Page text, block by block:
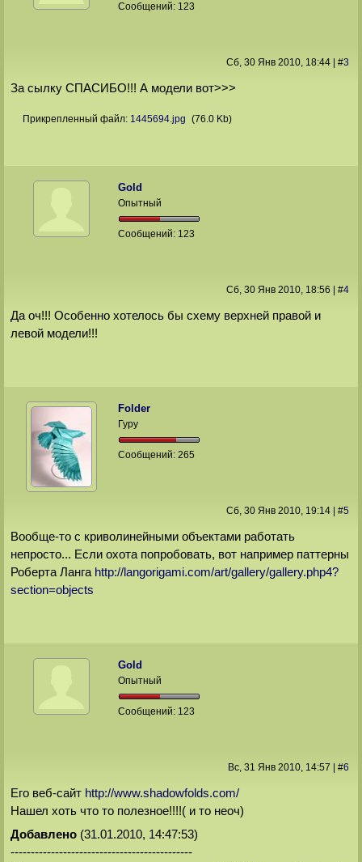
Сообщений: 123
Сб, 30 Янв 2010, 18:44| #3
За сылку СПАСИБО!!! А модели вот>>>
Прикрепленный файл: 1445694.jpg (76.0 Kb)
Gold
Опытный
Сообщений: 123
Сб, 30 Янв 2010, 18:56 #4
Да оч!!! Особенно хотелось бы схему верхней правой и
левой модели!!!
Folder
Гуру
Сообщений:265
Сб, 30 Янв 2010, 19:14| #5
Вообще-то с криволинейными объектами работать
непросто... Если охота попробовать, вот например паттерны
Роберта Ланга http://langorigami.com/art/gallery/gallery.php4?
section=objects
Gold
Опытный
Сообщений: 123
Вс, 31 Янв 2010, 14:57 #6
Его веб-сайт http://www.shadowfolds.com/
Нашел хоть что то полезное!!!!( и то неоч)
Добавлено(31.01.2010, 14:47:53)
---------------------------------------------